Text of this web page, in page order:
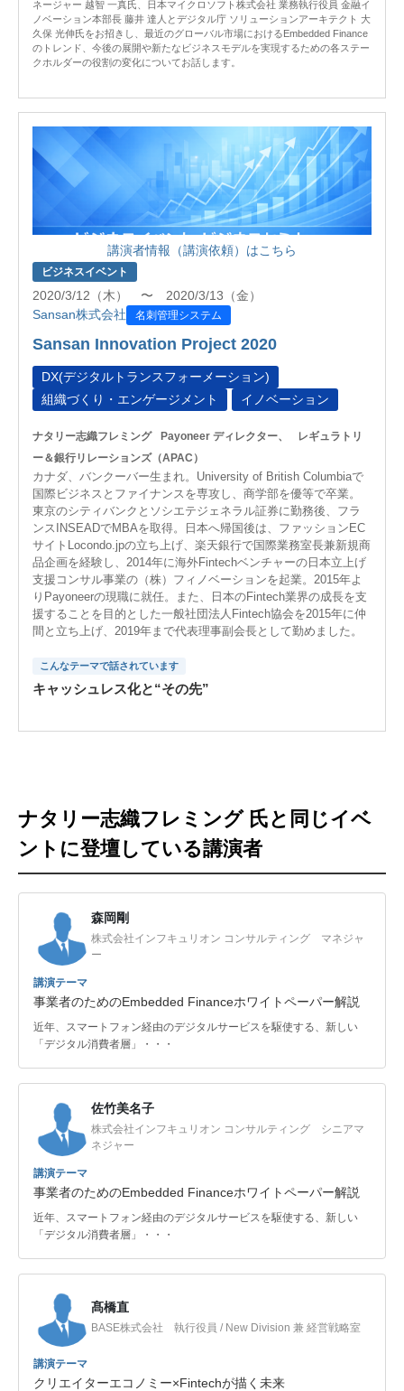
ネージャー 越智 一真氏、日本マイクロソフト株式会社 業務執行役員 金融イ
ノベーション本部長 藤井 達人とデジタル庁 ソリューションアーキテクト 大
久保 光伸氏をお招きし、最近のグローバル市場におけるEmbedded Finance
のトレンド、今後の展開や新たなビジネスモデルを実現するための各ステー
クホルダーの役割の変化についてお話します。
講演者情報（講演依頼）はこちら
ビジネスイベント
2020/3/12（木） 〜 2020/3/13（金）
Sansan株式会社
名刺管理システム
Sansan Innovation Project 2020
DX(デジタルトランスフォーメーション)
組織づくり・エンゲージメント
イノベーション
ナタリー志織フレミング Payoneer ディレクター、
レギュラトリ
ー＆銀行リレーションズ（APAC）
カナダ、バンクーバー生まれ。University of British Columbiaで
国際ビジネスとファイナンスを専攻し、商学部を優等で卒業。
東京のシティバンクとソシエテジェネラル証券に勤務後、フラ
ンスINSEADでMBAを取得。日本へ帰国後は、ファッションEC
サイトLocondo.jpの立ち上げ、楽天銀行で国際業務室長兼新規商
品企画を経験し、2014年に海外Fintechベンチャーの日本立上げ
支援コンサル事業の（株）フィノベーションを起業。2015年よ
りPayoneerの現職に就任。また、日本のFintech業界の成長を支
援することを目的とした一般社団法人Fintech協会を2015年に仲
間と立ち上げ、2019年まで代表理事副会長として勤めました。
こんなテーマで話されています
キャッシュレス化と“その先”
ナタリー志織フレミング 氏と同じイベ
ントに登壇している講演者
森岡剛
株式会社インフキュリオン コンサルティング マネジャ
ー
講演テーマ
事業者のためのEmbedded Financeホワイトペーパー解説
近年、スマートフォン経由のデジタルサービスを駆使する、新しい
「デジタル消費者層」・・・
佐竹美名子
株式会社インフキュリオン コンサルティング シニアマ
ネジャー
講演テーマ
事業者のためのEmbedded Financeホワイトペーパー解説
近年、スマートフォン経由のデジタルサービスを駆使する、新しい
「デジタル消費者層」・・・
髙橋直
BASE株式会社 執行役員 / New Division 兼 経営戦略室
講演テーマ
クリエイターエコノミー×Fintechが描く未来